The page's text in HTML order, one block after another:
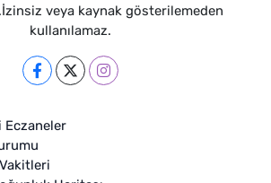
veya kaynak gösterilemeden
kullanılamaz.
Eczaneler